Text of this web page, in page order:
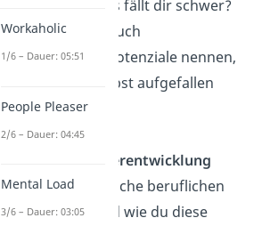
Schwächen? Was fällt dir schwer?
Hier kannst du auch
Verbesserungspotenziale nennen,
die dir an dir selbst aufgefallen
sind.
Berufliche Weiterentwicklung
Überlege dir, welche beruflichen
Ziele du hast und wie du diese
Workaholic
1/6 – Dauer: 05:51
People Pleaser
2/6 – Dauer: 04:45
Mental Load
3/6 – Dauer: 03:05